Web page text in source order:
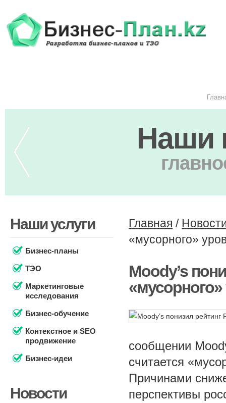
Наши
Наши услуги
Бизнес-планы
ТЭО
Маркетинговые
исследования
Бизнес-обучение
Контекстное и SEO
продвижение
Бизнес-идеи
Новости
Главная /
«мусорного»
Moody’s
сообщении
считается
Причинами
перспективы